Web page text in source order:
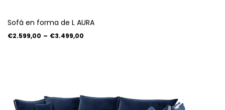
Sofá en forma de L AURA
€2.599,00 – €3.499,00